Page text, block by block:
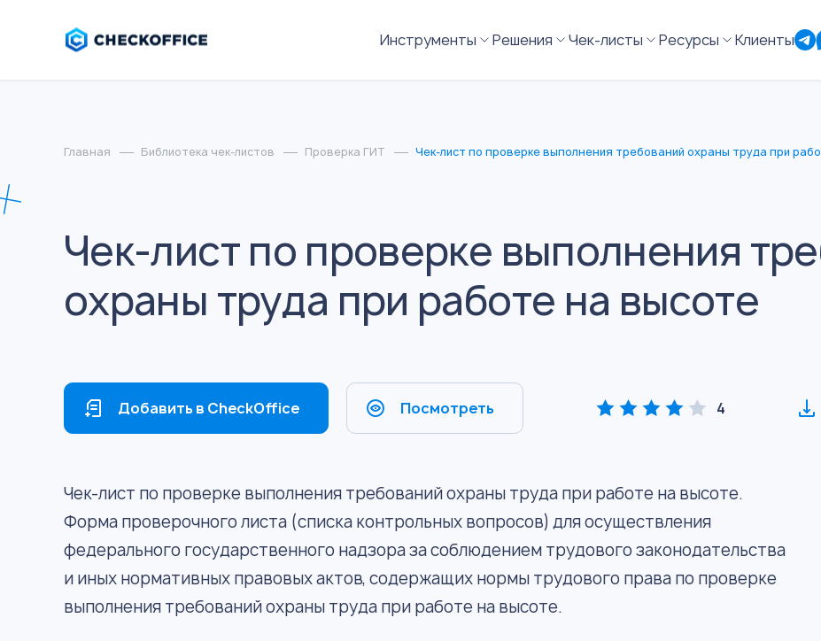
Инструменты Решения Чек-листы Ресурсы Клиенты
Главная Библиотека чек-листов Проверка ГИТ Чек-лист по проверке выполнения требований охраны труда при
Чек-лист по проверке выполнения
охраны труда при работе на высоте
Добавить в CheckOffice Посмотреть 4
Чек-лист по проверке выполнения требований охраны труда при работе на высоте.
Форма проверочного листа (списка контрольных вопросов) для осуществления
федерального государственного надзора за соблюдением трудового законодательства
и иных нормативных правовых актов, содержащих нормы трудового права по проверке
выполнения требований охраны труда при работе на высоте.